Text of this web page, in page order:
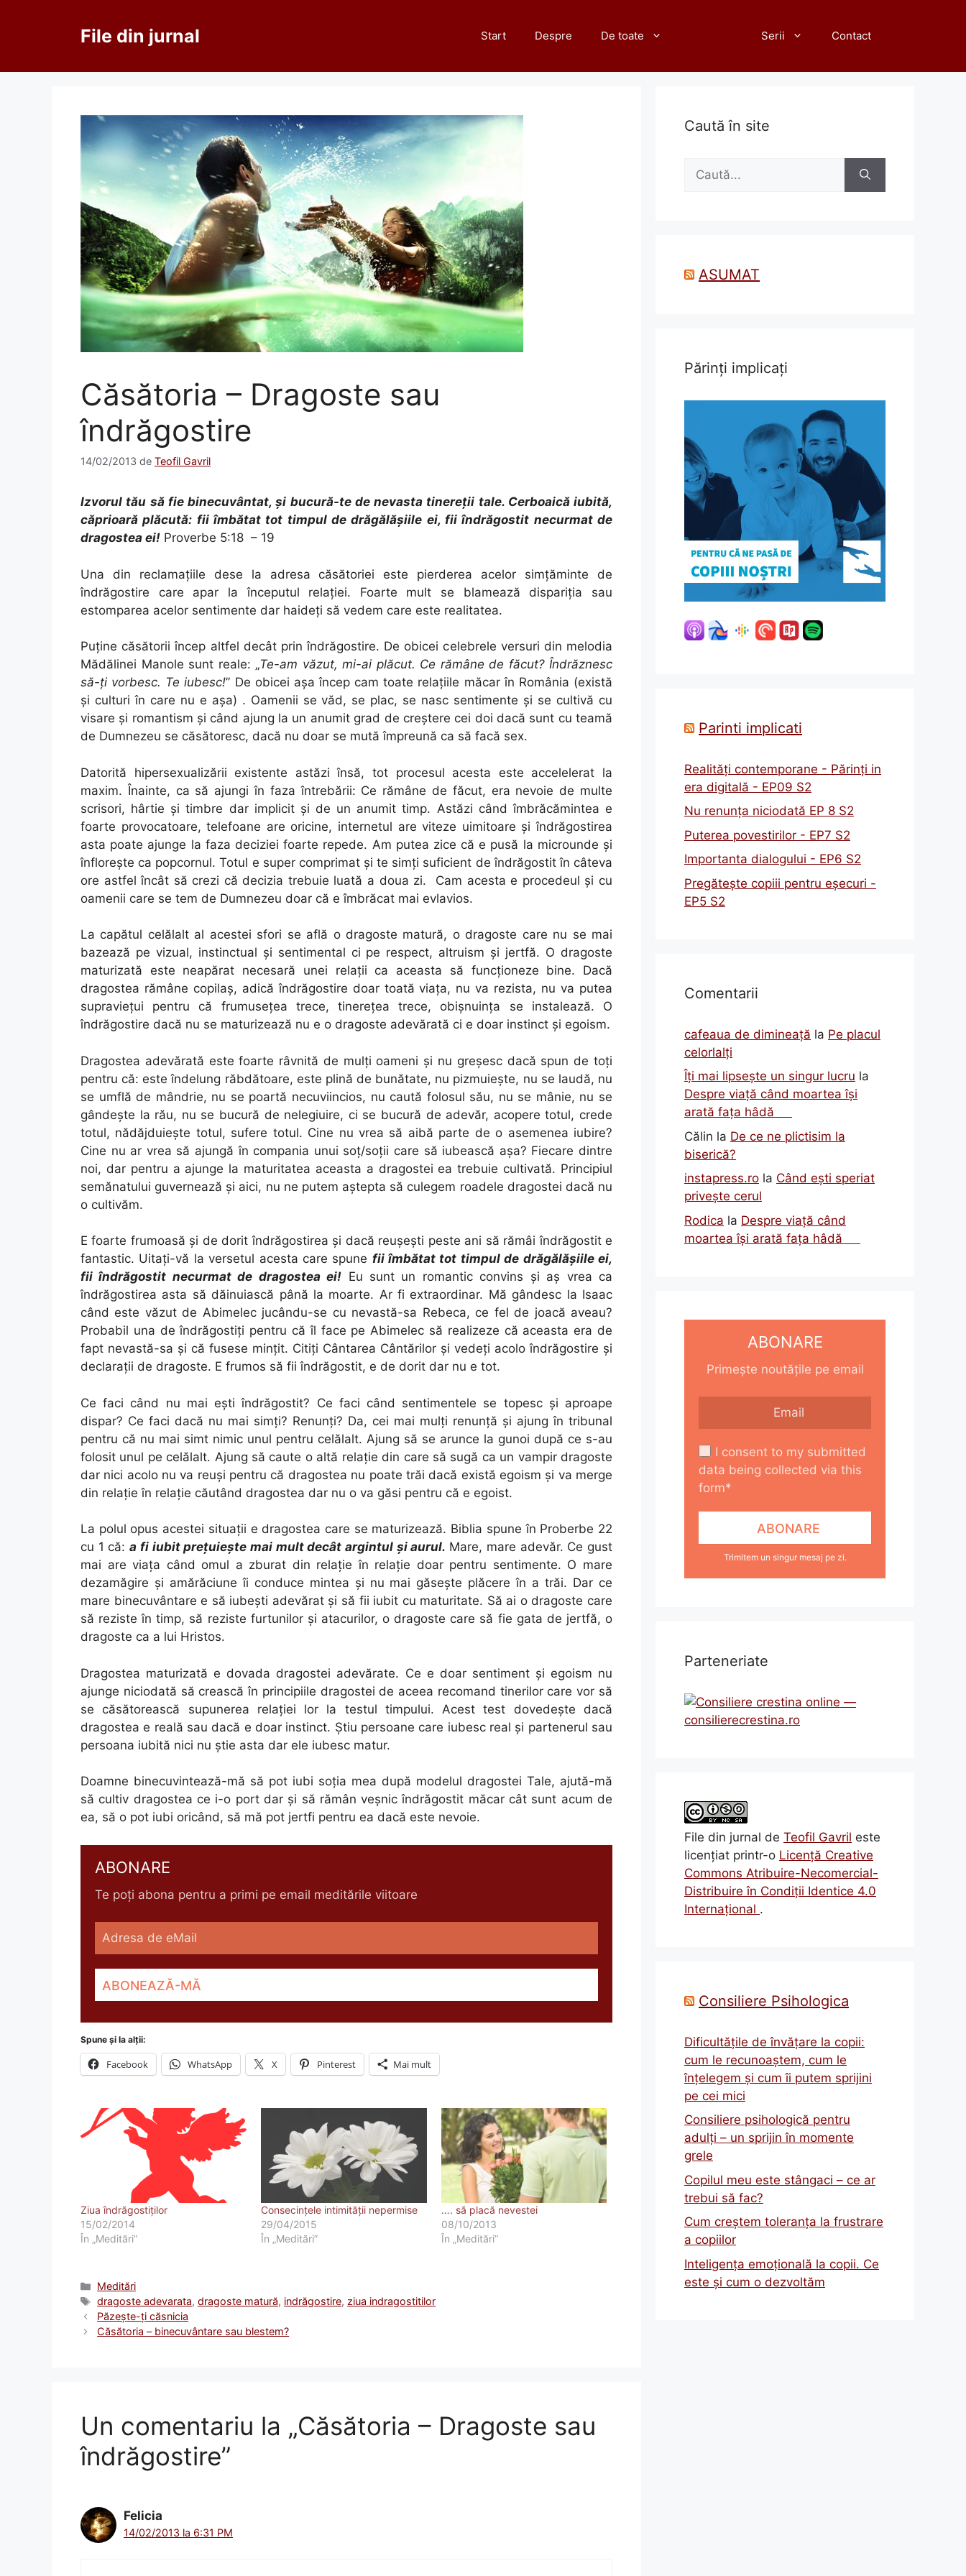
File din jurnal Start Despre De toate Serii Contact
Căsătoria – Dragoste sau
îndrăgostire
14/02/2013 de Teofil Gavril
Izvorul tău să fie binecuvântat, şi bucură-te de nevasta tinereţii tale. Cerboaică iubită,
căprioară plăcută: fii îmbătat tot timpul de drăgălăşiile ei, fii îndrăgostit necurmat de
dragostea ei! Proverbe 5:18 – 19
Una din reclamațiile dese la adresa căsătoriei este pierderea acelor simțăminte de
îndrăgostire care apar la începutul relației. Foarte mult se blamează dispariția sau
estomparea acelor sentimente dar haideți să vedem care este realitatea.
Puține căsătorii încep altfel decât prin îndrăgostire. De obicei celebrele versuri din melodia
Mădălinei Manole sunt reale: „Te-am văzut, mi-ai plăcut. Ce rămâne de făcut? Îndrăznesc
să-ți vorbesc. Te iubesc!” De obicei așa încep cam toate relațiile măcar în România (există
și culturi în care nu e așa) . Oamenii se văd, se plac, se nasc sentimente și se cultivă cu
visare și romantism și când ajung la un anumit grad de creștere cei doi dacă sunt cu teamă
de Dumnezeu se căsătoresc, dacă nu doar se mută împreună ca să facă sex.
Datorită hipersexualizării existente astăzi însă, tot procesul acesta este accelelerat la
maxim. Înainte, ca să ajungi în faza întrebării: Ce rămâne de făcut, era nevoie de multe
scrisori, hârtie și timbre dar implicit și de un anumit timp. Astăzi când îmbrăcămintea e
foarte provocatoare, telefoane are oricine, internetul are viteze uimitoare și îndrăgostirea
asta poate ajunge la faza deciziei foarte repede. Am putea zice că e pusă la microunde și
înflorește ca popcornul. Totul e super comprimat și te simți suficient de îndrăgostit în câteva
ore astfel încât să crezi că decizia trebuie luată a doua zi. Cam acesta e procedeul și cu
oamenii care se tem de Dumnezeu doar că e îmbrăcat mai evlavios.
La capătul celălalt al acestei sfori se află o dragoste matură, o dragoste care nu se mai
bazează pe vizual, instinctual și sentimental ci pe respect, altruism și jertfă. O dragoste
maturizată este neapărat necesară unei relații ca aceasta să funcționeze bine. Dacă
dragostea rămâne copilaș, adică îndrăgostire doar toată viața, nu va rezista, nu va putea
supraviețui pentru că frumusețea trece, tinerețea trece, obișnuința se instalează. O
îndrăgostire dacă nu se maturizează nu e o dragoste adevărată ci e doar instinct și egoism.
Dragostea adevărată este foarte râvnită de mulți oameni și nu greșesc dacă spun de toți
pentru că: este îndelung răbdătoare, este plină de bunătate, nu pizmuieşte, nu se laudă, nu
se umflă de mândrie, nu se poartă necuviincios, nu caută folosul său, nu se mânie, nu se
gândeşte la rău, nu se bucură de nelegiuire, ci se bucură de adevăr, acopere totul, crede
totul, nădăjduieşte totul, sufere totul. Cine nu vrea să aibă parte de o asemenea iubire?
Cine nu ar vrea să ajungă în compania unui soț/soții care să iubească așa? Fiecare dintre
noi, dar pentru a ajunge la maturitatea aceasta a dragostei ea trebuie cultivată. Principiul
semănatului guvernează și aici, nu ne putem aștepta să culegem roadele dragostei dacă nu
o cultivăm.
E foarte frumoasă și de dorit îndrăgostirea și dacă reușești peste ani să rămâi îndrăgostit e
fantastic. Uitați-vă la versetul acesta care spune fii îmbătat tot timpul de drăgălăşiile ei,
fii îndrăgostit necurmat de dragostea ei! Eu sunt un romantic convins și aș vrea ca
îndrăgostirea asta să dăinuiască până la moarte. Ar fi extraordinar. Mă gândesc la Isaac
când este văzut de Abimelec jucându-se cu nevastă-sa Rebeca, ce fel de joacă aveau?
Probabil una de îndrăgostiți pentru că îl face pe Abimelec să realizeze că aceasta era de
fapt nevastă-sa și că fusese mințit. Citiți Cântarea Cântărilor și vedeți acolo îndrăgostire și
declarații de dragoste. E frumos să fii îndrăgostit, e de dorit dar nu e tot.
Ce faci când nu mai ești îndrăgostit? Ce faci când sentimentele se topesc și aproape
dispar? Ce faci dacă nu mai simți? Renunți? Da, cei mai mulți renunță și ajung în tribunal
pentru că nu mai simt nimic unul pentru celălalt. Ajung să se arunce la gunoi după ce s-au
folosit unul pe celălalt. Ajung să caute o altă relație din care să sugă ca un vampir dragoste
dar nici acolo nu va reuși pentru că dragostea nu poate trăi dacă există egoism și va merge
din relație în relație căutând dragostea dar nu o va găsi pentru că e egoist.
La polul opus acestei situații e dragostea care se maturizează. Biblia spune în Proberbe 22
cu 1 că:a fi iubit preţuieşte mai mult decât argintul şi aurul. Mare, mare adevăr. Ce gust
mai are viața când omul a zburat din relație în relație doar pentru sentimente. O mare
dezamăgire și amărăciune îi conduce mintea și nu mai găsește plăcere în a trăi. Dar ce
mare binecuvântare e să iubești adevărat și să fii iubit cu maturitate. Să ai o dragoste care
să reziste în timp, să reziste furtunilor și atacurilor, o dragoste care să fie gata de jertfă, o
dragoste ca a lui Hristos.
Dragostea maturizată e dovada dragostei adevărate. Ce e doar sentiment și egoism nu
ajunge niciodată să crească în principiile dragostei de aceea recomand tinerilor care vor să
se căsătorească supunerea relației lor la testul timpului. Acest test dovedește dacă
dragostea e reală sau dacă e doar instinct. Știu persoane care iubesc real și partenerul sau
persoana iubită nici nu știe asta dar ele iubesc matur.
Doamne binecuvintează-mă să pot iubi soția mea după modelul dragostei Tale, ajută-mă
să cultiv dragostea ce i-o port dar și să rămân veșnic îndrăgostit măcar cât sunt acum de
ea, să o pot iubi oricând, să mă pot jertfi pentru ea dacă este nevoie.
ABONARE
Te poți abona pentru a primi pe email meditările viitoare
Spune și la alții:
Facebook WhatsApp X Pinterest Mai mult
Ziua îndrăgostiţilor
15/02/2014
În „Meditări”
Consecințele intimității nepermise
29/04/2015
În „Meditări”
…. să placă nevestei
08/10/2013
În „Meditări”
Categorii
Meditări
Etichete
dragoste adevarata,dragoste matură, indrăgostire,ziua indragostitilor
Păzeşte-ţi căsnicia
Căsătoria – binecuvântare sau blestem?
Un comentariu la „Căsătoria – Dragoste sau
îndrăgostire”
Felicia
14/02/2013 la 6:31 PM
Caută în site
Caută
ASUMAT
Părinți implicați
Parinti implicati
Realități contemporane - Părinți in
era digitală - EP09 S2
Nu renunța niciodată EP 8 S2
Puterea povestirilor - EP7 S2
Importanta dialogului - EP6 S2
Pregătește copiii pentru eșecuri -
EP5 S2
Comentarii
cafeaua de dimineață la Pe placul
celorlalți
Îți mai lipsește un singur lucru la
Despre viață când moartea își
arată fața hâdă
Călin la De ce ne plictisim la
biserică?
instapress.ro la Când ești speriat
privește cerul
Rodica la Despre viață când
moartea își arată fața hâdă
ABONARE
Primește noutățile pe email
I consent to my submitted
data being collected via this
form*
Trimitem un singur mesaj pe zi.
Parteneriate
File din jurnal de Teofil Gavril este
licenţiat printr-o Licenţă Creative
Commons Atribuire-Necomercial-
Distribuire în Condiţii Identice 4.0
Internațional .
Consiliere Psihologica
Dificultățile de învățare la copii:
cum le recunoaștem, cum le
înțelegem și cum îi putem sprijini
pe cei mici
Consiliere psihologică pentru
adulți – un sprijin în momente
grele
Copilul meu este stângaci – ce ar
trebui să fac?
Cum creștem toleranța la frustrare
a copiilor
Inteligența emoțională la copii. Ce
este și cum o dezvoltăm